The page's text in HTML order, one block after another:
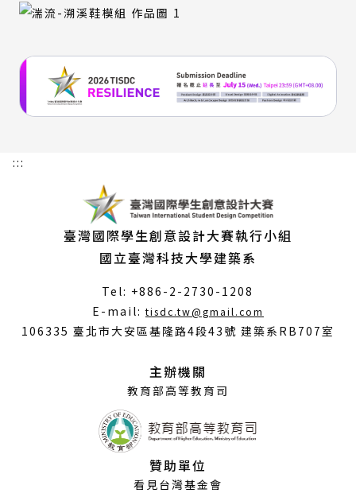
:::
臺灣國際學生創意設計大賽執行小組
國立臺灣科技大學建築系
Tel: +886-2-2730-1208
E-mail:tisdc.tw@gmail.com
開
106335 臺北市大安區基隆路4段43號 建築系RB707室
主辦機關
教育部高等教育司
贊助單位
看見台灣基金會